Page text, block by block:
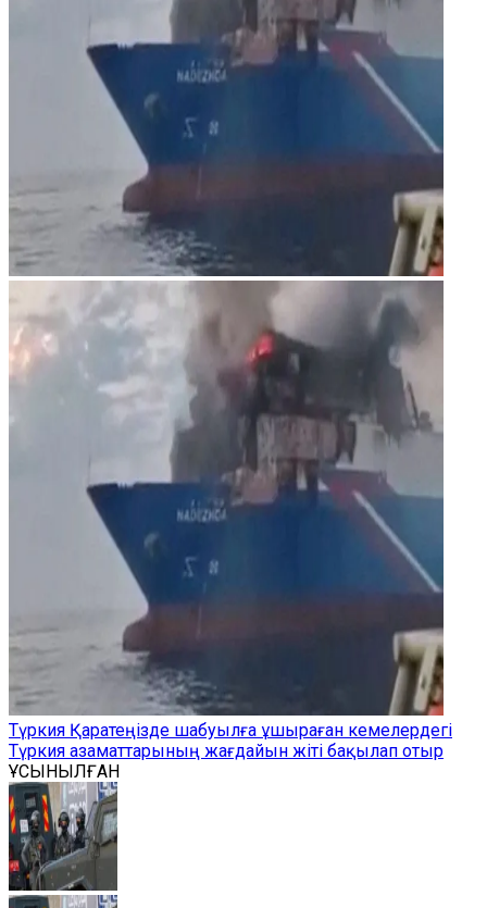
Түркия Қаратеңізде шабуылға ұшыраған кемелердегі
Түркия азаматтарының жағдайын жіті бақылап отыр
ҰСЫНЫЛҒАН